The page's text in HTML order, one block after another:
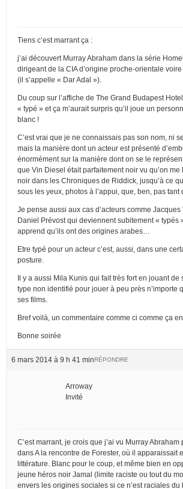
Tiens c’est marrant ça :
j’ai découvert Murray Abraham dans la série
dirigeant de la CIA d’origine proche-orientale
(il s’appelle « Dar Adal »).
Du coup sur l’affiche de The Grand Budapest
« typé » et ça m’aurait surpris qu’il joue un
blanc !
C’est vrai que je ne connaissais pas son nom, ni
mais la manière dont un acteur est présenté
énormément sur la manière dont on se le
que Vin Diesel était parfaitement noir vu qu’on me
noir dans les Chroniques de Riddick, jusqu’à ce
sous les yeux, photos à l’appui, que, ben, pas tant
Je pense aussi aux cas d’acteurs comme
Daniel Prévost qui deviennent subitement « typés
apprend qu’ils ont des origines arabes…
Etre typé pour un acteur c’est, aussi, dans une
posture.
Il y a aussi Mila Kunis qui fait très fort en jouant de
type non identifié pour jouer à peu près n’importe
ses films.
Bref voilà, un commentaire comme ci comme ça
Bonne soirée
6 mars 2014 à 9 h 41 minRÉPONDRE
Arroway
Invité
C’est marrant, je crois que j’ai vu Murray
dans A la rencontre de Forester, où il apparaissait
littérature. Blanc pour le coup, et même bien en
jeune héros noir Jamal (limite raciste ou tout du
envers les origines sociales si ce n’est raciales du